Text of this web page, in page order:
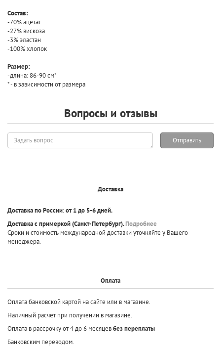
Состав:
-70% ацетат
-27% вискоза
-3%эластан
-100% хлопок
Размер:
-длина: 86-90 см*
*- в зависимости отразмера
Вопросы и отзывы
Задать
вопрос
Отправить
Доставка
Доставка по России:от 1 до 5-6 дней.
Доставка с примеркой(Санкт-Петербург).Подробнее
Сроки и стоимость международной доставки уточняйте у Вашего
менеджера.
Оплата
Оплата банковской картой на сайте или в магазине.
Наличный расчет при получении в магазине.
Оплата в рассрочку от 4 до 6 месяцевбез переплаты
Банковским переводом.